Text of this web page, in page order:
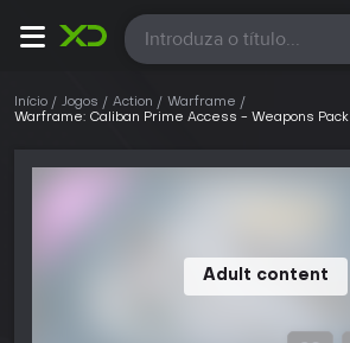
Todas
Início Jogos Action
Warframe
Warframe: Caliban Prime Access - Weapons Pack
Adult content